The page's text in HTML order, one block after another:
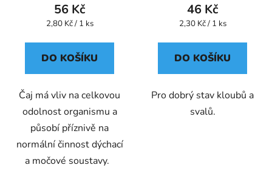
56 Kč
Měrná
2,80 Kč / 1 ks
DO KOŠÍKU
Čaj má vliv na celkovou
odolnost organismu a
působí příznivě na
normální činnost dýchací
a močové soustavy.
46 Kč
Měrná
2,30 Kč / 1 ks
DO KOŠÍKU
Pro dobrý stav kloubů a
svalů.